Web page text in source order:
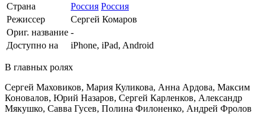
Страна
Россия Россия
Режиссер
Сергей Комаров
Ориг. название -
Доступно на
iPhone, iPad, Android
В главных ролях
Сергей Маховиков, Мария Куликова, Анна Ардова, Максим
Коновалов, Юрий Назаров, Сергей Карленков, Александр
Мякушко, Савва Гусев, Полина Филоненко, Андрей Фролов